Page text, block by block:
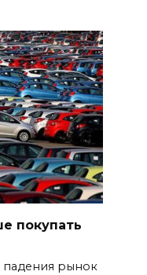
покупать
падения рынок